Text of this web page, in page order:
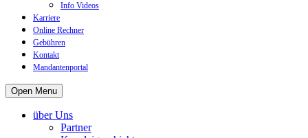
Info Videos
Karriere
Online Rechner
Gebühren
Kontakt
Mandantenportal
Open Menu
über Uns
Partner